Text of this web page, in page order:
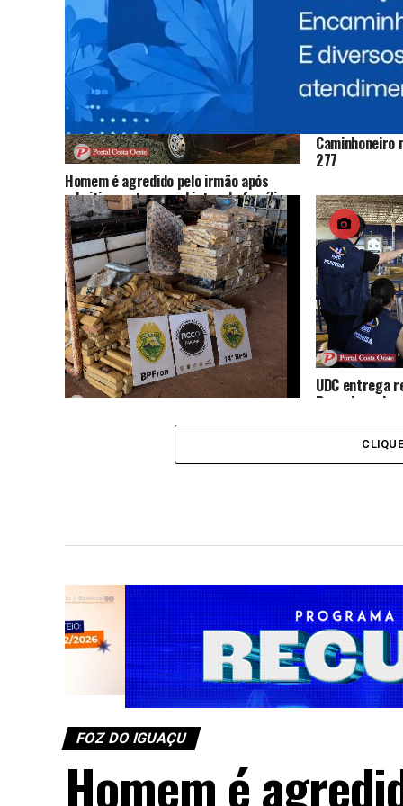
Homem é agredido pelo irmão após
admitir que trocou objetos da família
por drogas
Caminhoneiro
277
Operação integrada apreende mais de
UDC entrega
Pesquisas
FOZ DO IGUAÇU
Homem é